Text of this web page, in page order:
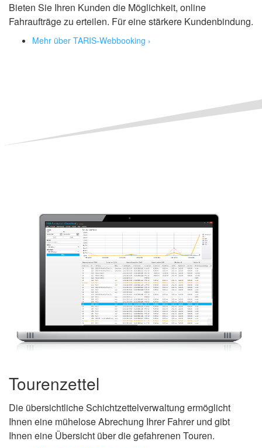
Bieten Sie Ihren Kunden die Möglichkeit, online
Fahraufträge zu erteilen. Für eine stärkere Kundenbindung.
Mehr über TARIS-Webbooking ›
Tourenzettel
Die übersichtliche Schichtzettelverwaltung ermöglicht
Ihnen eine mühelose Abrechung Ihrer Fahrer und gibt
Ihnen eine Übersicht über die gefahrenen Touren.